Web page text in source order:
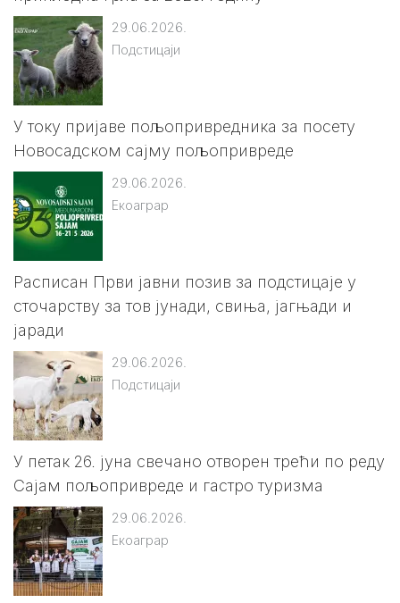
29.06.2026.
Подстицаји
У току пријаве пољопривредника за посету
Новосадском сајму пољопривреде
29.06.2026.
Екоаграр
Расписан Први јавни позив за подстицаје у
сточарству за тов јунади, свиња, јагњади и
јаради
29.06.2026.
Подстицаји
У петак 26. јуна свечано отворен трећи по реду
Сајам пољопривреде и гастро туризма
29.06.2026.
Екоаграр